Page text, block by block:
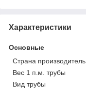
Характеристики
Основные
Страна производитель
Вес 1 п.м. трубы
Вид трубы